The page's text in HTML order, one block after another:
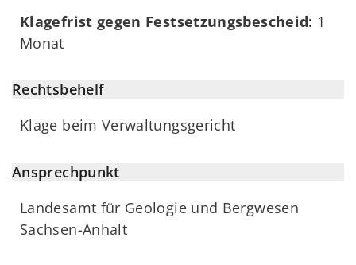
Klagefrist gegen Festsetzungsbescheid: 1
Monat
Rechtsbehelf
Klage beim Verwaltungsgericht
Ansprechpunkt
Landesamt für Geologie und Bergwesen
Sachsen-Anhalt